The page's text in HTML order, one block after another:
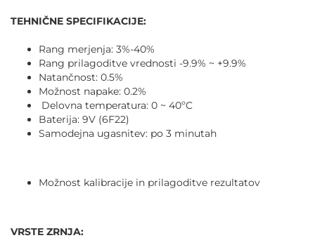
TEHNIČNE SPECIFIKACIJE:
Rang merjenja: 3%-40%
Rang prilagoditve vrednosti -9.9% ~ +9.9%
Natančnost: 0.5%
Možnost napake: 0.2%
Delovna temperatura: 0 ~ 40ºC
Baterija: 9V (6F22)
Samodejna ugasnitev: po 3 minutah
Možnost kalibracije in prilagoditve rezultatov
VRSTE ZRNJA: